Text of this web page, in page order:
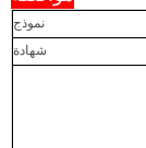
نموذج
شهادة